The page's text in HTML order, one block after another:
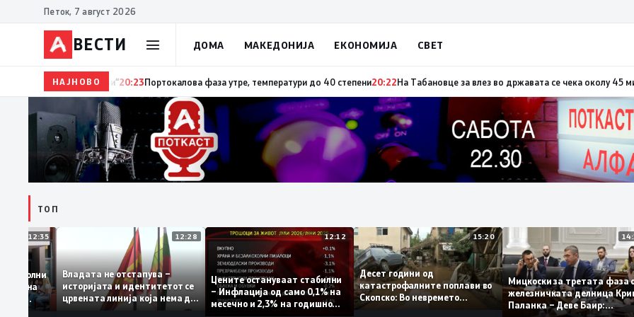
Петок, 7 август 2026
ВЕСТИ ДОМА МАКЕДОНИЈА ЕКОНОМИЈА СВЕТ
НАЈНОВО20:24Сиљановска Давкова на Свечената академија по повод „30 години Општина Вевчани“20:23Портокалова фаза утре,
ТОП
12:35
задоволни
на
12:28
Владата не отстапува –
историјата и идентитетот се
црвената линија која нема да
се погази
12:12
Цените остануваат стабилни
– Инфлација од само 0,1% на
месечно и 2,3% на годишно
15:20
Десет години од
катастрофалните поплави во
Скопско: Во невремето
Мицкоски за третата
железничката делница
Паланка – Деве Баир: